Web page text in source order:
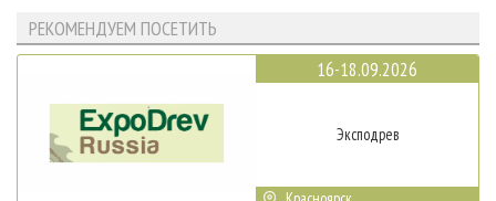
РЕКОМЕНДУЕМ ПОСЕТИТЬ
16-18.09.2026
Эксподрев